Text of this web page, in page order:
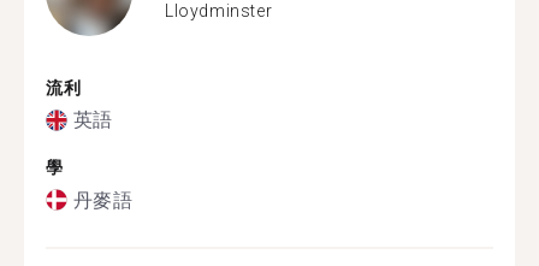
Lloydminster
流利
英語
學
丹麥語